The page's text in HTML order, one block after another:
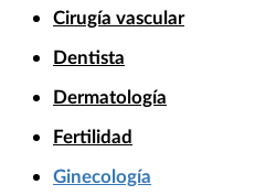
Cirugía vascular
Dentista
Dermatología
Fertilidad
Ginecología